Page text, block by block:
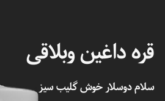
قره داغین وبلاقی
سلام دوسلار خوش گلیب سیز